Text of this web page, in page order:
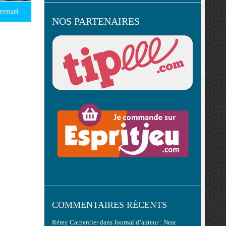
NOS PARTENAIRES
COMMENTAIRES RÉCENTS
Rémy Carpentierdans Journal d’auteur : Near